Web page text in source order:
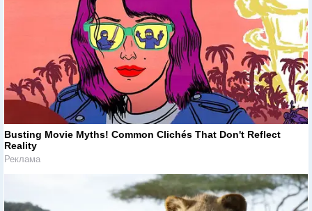
Busting Movie Myths! Common Clichés That Don't Reflect
Reality
Реклама